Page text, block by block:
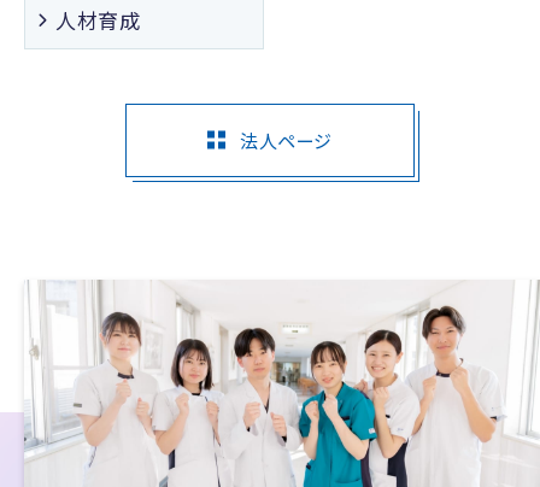
人材育成
法人ページ